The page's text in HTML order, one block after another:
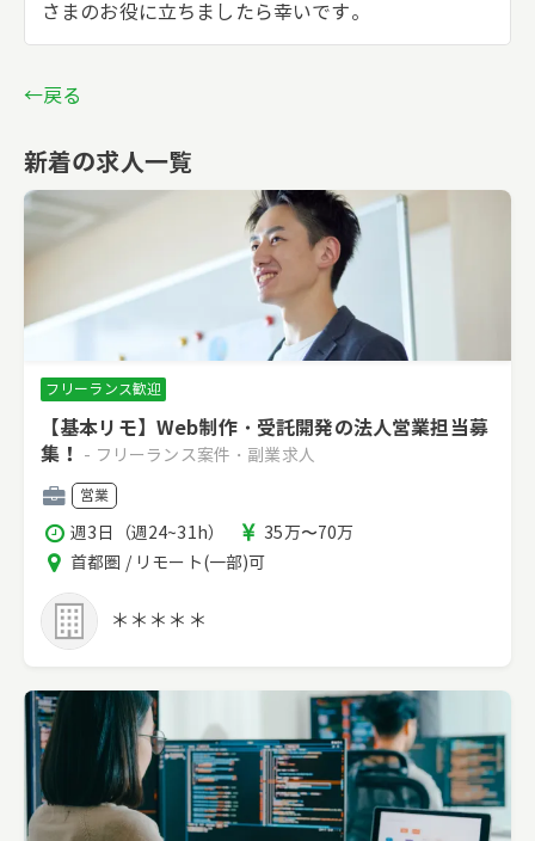
さまのお役に立ちましたら幸いです。
←戻る
新着の求人一覧
フリーランス歓迎
【基本リモ】Web制作・受託開発の法人営業担当募
集！
- フリーランス案件・副業求人
職
種
営業
稼
働
時
間
週3日（週24~31h）
報
酬
35万〜70万
エ
ア
首都圏 / リモート(一部)可
＊＊＊＊＊